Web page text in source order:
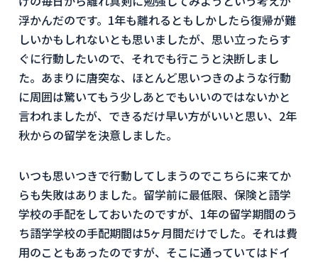
浮かんだのです。1年も離れるともしかしたら復帰が難
しいかもしれないとも思いましたが、思い立ったらす
ぐに行動したいので、それでも行こうと決断しまし
た。あまりに唐突な、ほとんど思いつきのような行動
に周囲は驚いてもう少しあとでもいいのではないかと
言われましたが、できるだけ早い方がいいと思い、2年
秋からの留学を決意しました。
いつも思いつきで行動してしまうのでこちらに来てか
らも失敗はありました。留学前に最低限、保険と語学
学校の手配をしておいたのですが、1年の留学期間のう
ち語学学校の手配期間は5ヶ月間だけでした。それは費
用のこともあったのですが、そこに通っていてはドイ